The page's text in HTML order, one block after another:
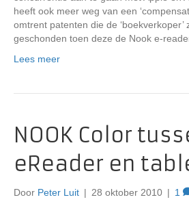
heeft ook meer weg van een
omtrent patenten die de ‘boekverkoper’
geschonden toen deze de Nook e-
Lees meer
NOOK Color
eReader en
Door Peter Luit | 28 oktober 2010 | 1